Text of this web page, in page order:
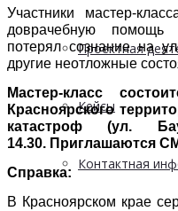
Проектная
Кейсы
Контактная
Участники мастер-
доврачебную помощь
потерял сознание на
другие неотложные
Мастер-класс
Красноярского
катастроф (ул.
14.30. Приглашаются
Справка:
В Красноярском крае